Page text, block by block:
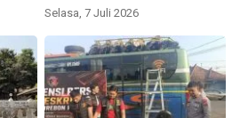
Selasa, 7 Juli 2026